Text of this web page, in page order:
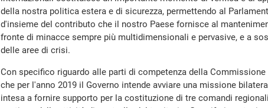
della nostra politica estera e di sicurezza, permettendo al
d'insieme del contributo che il nostro Paese fornisce al
fronte di minacce sempre più multidimensionali e pervasive, e a
delle aree di crisi.
Con specifico riguardo alle parti di competenza della
che per l'anno 2019 il Governo intende avviare una missione
intesa a fornire supporto per la costituzione di tre comandi